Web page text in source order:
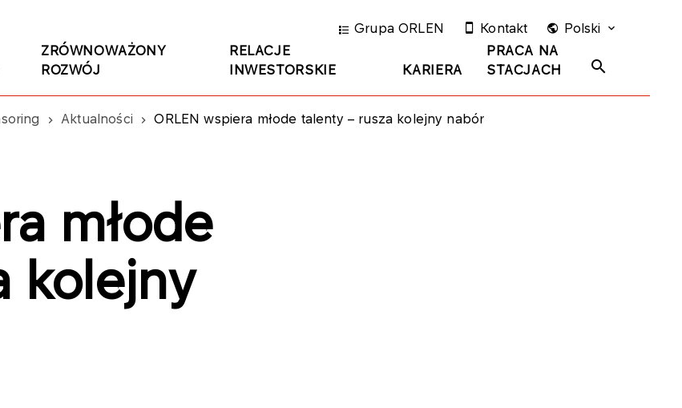
ZRÓWNOWAŻONY
ROZWÓJ
RELACJE
INWESTORSKIE
KARIERA
PRACA NA
STACJACH
Grupa ORLEN Kontakt Polski
Aktualności ORLEN wspiera młode talenty – rusza kolejny nabór
młode
kolejny